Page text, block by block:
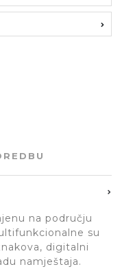
na području
su
digitalni
namještaja.